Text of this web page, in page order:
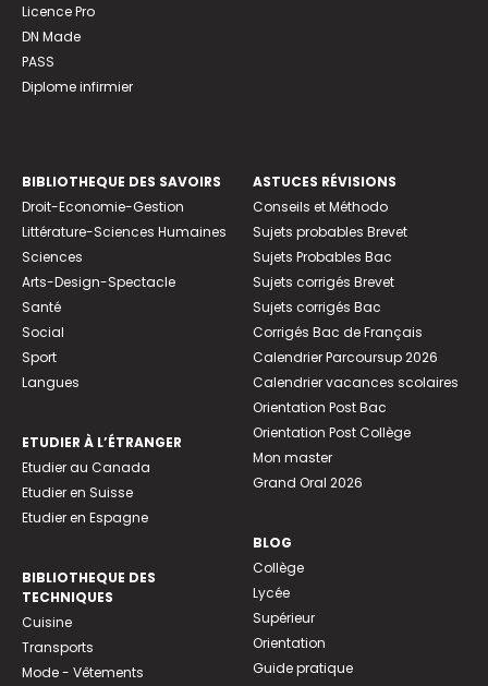
Licence Pro
DN Made
PASS
Diplome infirmier
BIBLIOTHEQUE DES SAVOIRS
Droit-Economie-Gestion
Littérature-Sciences Humaines
Sciences
Arts-Design-Spectacle
Santé
Social
Sport
Langues
ETUDIER À L’ÉTRANGER
Etudier au Canada
Etudier en Suisse
Etudier en Espagne
BIBLIOTHEQUE DES
TECHNIQUES
Cuisine
Transports
Mode - Vêtements
ASTUCES RÉVISIONS
Conseils et Méthodo
Sujets probables Brevet
Sujets Probables Bac
Sujets corrigés Brevet
Sujets corrigés Bac
Corrigés Bac de Français
Calendrier Parcoursup 2026
Calendrier vacances scolaires
Orientation Post Bac
Orientation Post Collège
Mon master
Grand Oral 2026
BLOG
Collège
Lycée
Supérieur
Orientation
Guide pratique